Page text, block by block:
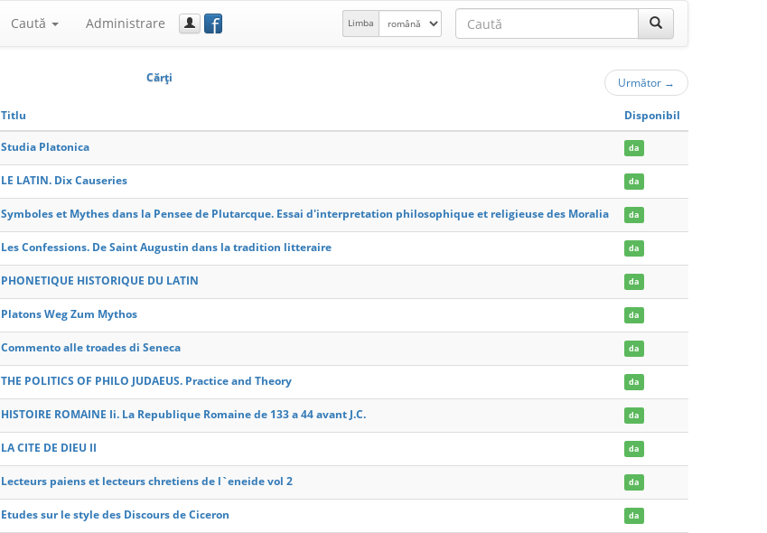
Caută Administrare f Limba
Cărţi Următor →
Titlu Disponibil
Studia Platonica da
LE LATIN. Dix Causeries da
Symboles et Mythes dans la Pensee de Plutarcque. Essai d'interpretation philosophique et religieuse des Moralia da
Les Confessions. De Saint Augustin dans la tradition litteraire da
PHONETIQUE HISTORIQUE DU LATIN da
Platons Weg Zum Mythos da
Commento alle troades di Seneca da
THE POLITICS OF PHILO JUDAEUS. Practice and Theory da
HISTOIRE ROMAINE Ii. La Republique Romaine de 133 a 44 avant J.C. da
LA CITE DE DIEU II da
Lecteurs paiens et lecteurs chretiens de l`eneide vol 2 da
Etudes sur le style des Discours de Ciceron da